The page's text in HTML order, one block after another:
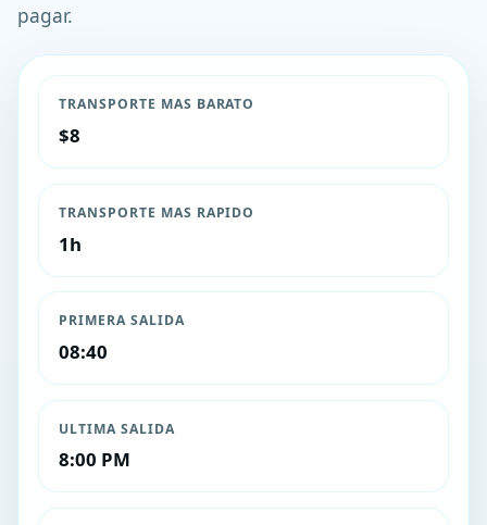
pagar.
TRANSPORTE MAS BARATO
$8
TRANSPORTE MAS RAPIDO
1h
PRIMERA SALIDA
08:40
ULTIMA SALIDA
8:00 PM